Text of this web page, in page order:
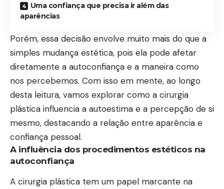
Uma confiança que precisa ir além das
aparências
Porém, essa decisão envolve muito mais do que a
simples mudança estética, pois ela pode afetar
diretamente a autoconfiança e a maneira como
nos percebemos. Com isso em mente, ao longo
desta leitura, vamos explorar como a cirurgia
plástica influencia a autoestima e a percepção de si
mesmo, destacando a relação entre aparência e
confiança pessoal.
A influência dos procedimentos estéticos na
autoconfiança
A cirurgia plástica tem um papel marcante na